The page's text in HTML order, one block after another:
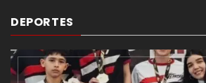
DEPORTES